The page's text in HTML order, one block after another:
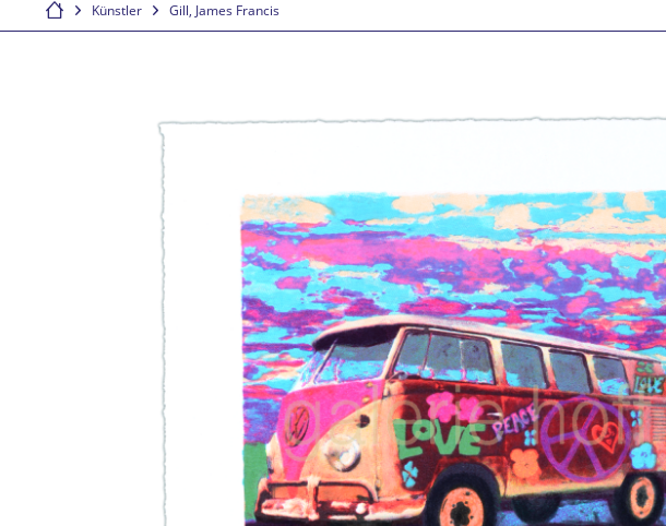
Künstler Gill, James Francis